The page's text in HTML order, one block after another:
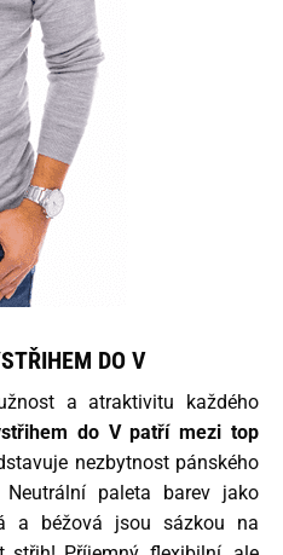
DO V
a atraktivitu každého
do V patří mezi top
nezbytnost pánského
paleta barev jako
a béžová jsou sázkou na